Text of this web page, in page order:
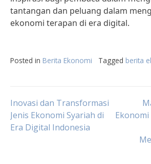
tantangan dan peluang dalam
ekonomi terapan di era digital.
Posted in Berita Ekonomi Tagged berita
Post
navigation
Inovasi dan Transformasi
Jenis Ekonomi Syariah di
Era Digital Indonesia